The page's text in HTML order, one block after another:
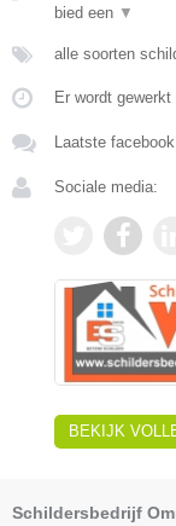
bied een ▼
alle soorten
Er wordt gewerkt
Laatste
Sociale media:
BEKIJK
Schildersbedrijf